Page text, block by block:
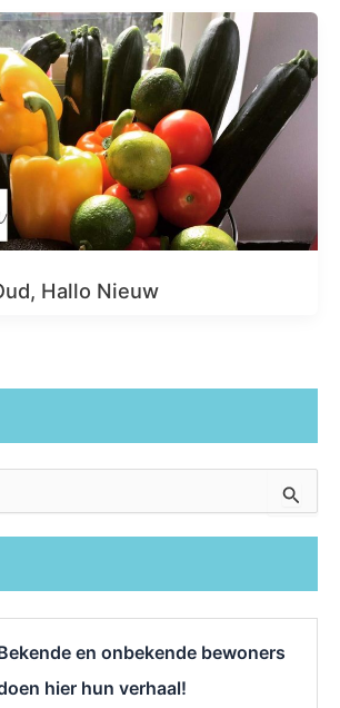
Hallo Nieuw
en onbekende bewoners
hier hun verhaal!